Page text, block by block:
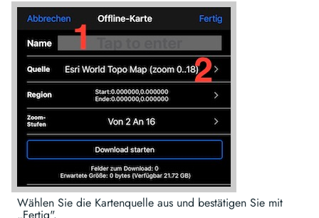
Wählen Sie die Kartenquelle aus und bestätigen Sie mit